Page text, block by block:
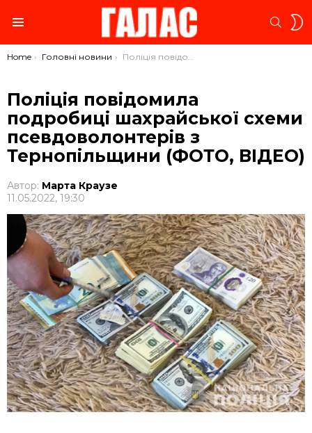
You are here:
Home Головні новини Поліція повідомила подробиці шахрайської схеми псевдоволонтерів з Тернопільщини (ФОТО, ВІДЕО)
Поліція повідомила
подробиці шахрайської схеми
псевдоволонтерів з
Тернопільщини (ФОТО, ВІДЕО)
Автор: Марта Краузе
11.05.2022, 19:30